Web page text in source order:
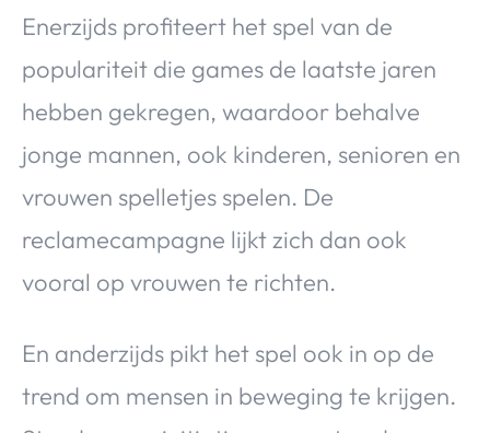
Enerzijds profiteert het spel van de
populariteit die games de laatste jaren
hebben gekregen, waardoor behalve
jonge mannen, ook kinderen, senioren en
vrouwen spelletjes spelen. De
reclamecampagne lijkt zich dan ook
vooral op vrouwen te richten.
En anderzijds pikt het spel ook in op de
trend om mensen in beweging te krijgen.